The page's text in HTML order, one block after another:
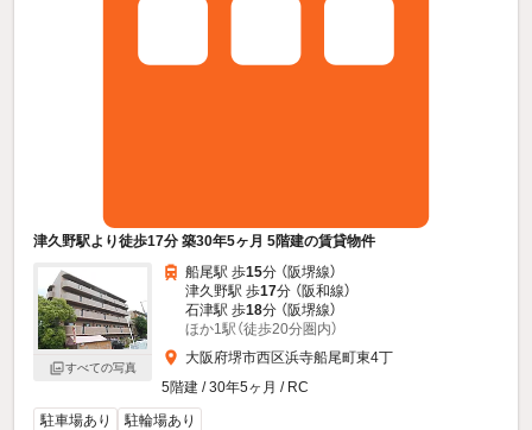
津久野駅より徒歩17分 築30年5ヶ月 5階建の賃貸物件
すべての写真
船尾駅 歩15分 （阪堺線）
津久野駅 歩17分 （阪和線）
石津駅 歩18分 （阪堺線）
ほか1駅（徒歩20分圏内）
大阪府堺市西区浜寺船尾町東4丁
5階建 / 30年5ヶ月 / RC
駐車場あり
駐輪場あり